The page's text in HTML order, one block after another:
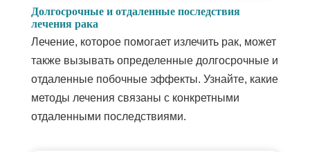
Долгосрочные и отдаленные последствия
лечения рака
Лечение, которое помогает излечить рак, может
также вызывать определенные долгосрочные и
отдаленные побочные эффекты. Узнайте, какие
методы лечения связаны с конкретными
отдаленными последствиями.